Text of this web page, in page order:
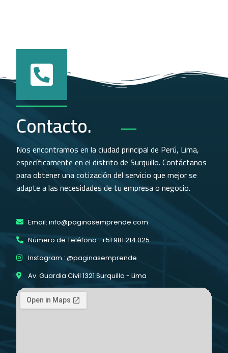
Contacto.
Nos encontramos en la ciudad principal de Perú, Lima,
específicamente en el distrito de Surquillo. Contáctanos
para obtener una cotización del servicio que mejor se
adapte a las necesidades de tu empresa o negocio.
Email: info@paginasemprende.com
Número de Teléfono : +51 981 214 025
Instagram : @paginasemprende
Av. Guardia Civil 1321 Surquillo - Lima